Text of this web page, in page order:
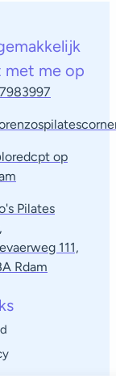
me op
op
Pilates
111,
Rdam​